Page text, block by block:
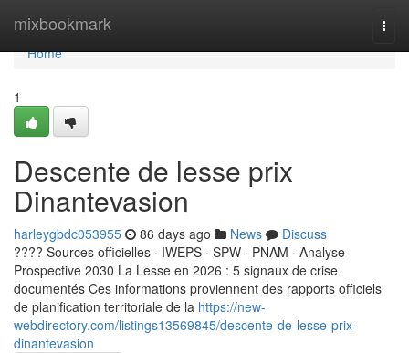
mixbookmark
Home
Home
1
Descente de lesse prix
Dinantevasion
harleygbdc053955 86 days ago News
Discuss
???? Sources officielles · IWEPS · SPW · PNAM · Analyse
Prospective 2030 La Lesse en 2026 : 5 signaux de crise
documentés Ces informations proviennent des rapports officiels
de planification territoriale de la https://new-
webdirectory.com/listings13569845/descente-de-lesse-prix-
dinantevasion